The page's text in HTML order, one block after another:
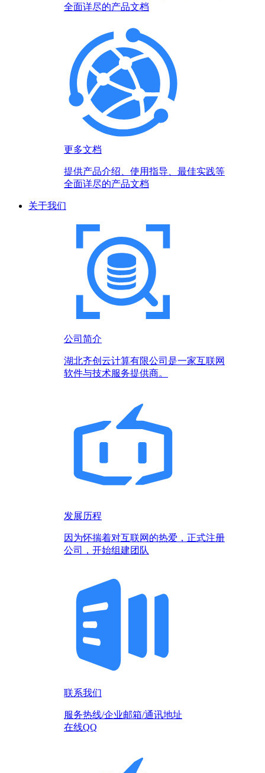
全面详尽的产品文档
更多文档
提供产品介绍、使用指导、最佳实践等
全面详尽的产品文档
关于我们
公司简介
湖北齐创云计算有限公司是一家互联网
软件与技术服务提供商。
发展历程
因为怀揣着对互联网的热爱，正式注册
公司，开始组建团队
联系我们
服务热线/企业邮箱/通讯地址
在线QQ